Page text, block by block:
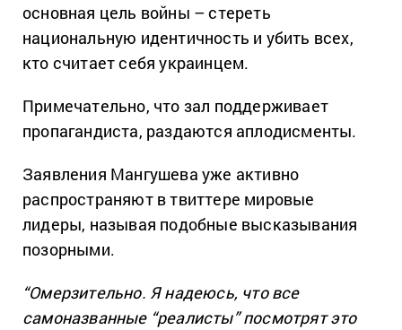
основная цель войны – стереть
национальную идентичность и убить всех,
кто считает себя украинцем.
Примечательно, что зал поддерживает
пропагандиста, раздаются аплодисменты.
Заявления Мангушева уже активно
распространяют в твиттере мировые
лидеры, называя подобные высказывания
позорными.
“Омерзительно. Я надеюсь, что все
самоназванные “реалисты” посмотрят это